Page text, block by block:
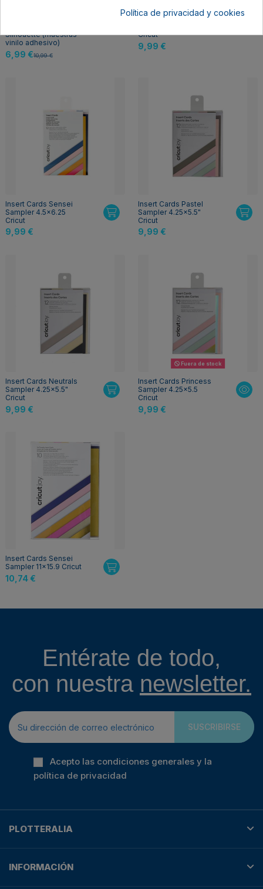
Silhouette (muestras
vinilo adhesivo)
6,99 €10,99 €
Insert Cards Sensei
Cricut
9,99 €
Insert Cards Sensei
Sampler 4.5x6.25
Cricut
9,99 €
Insert Cards Pastel
Sampler 4.25x5.5"
Cricut
9,99 €
Insert Cards Neutrals
Sampler 4.25x5.5"
Cricut
9,99 €
Fuera de stock
Insert Cards Princess
Sampler 4.25x5.5
Cricut
9,99 €
Insert Cards Sensei
Sampler 11x15.9 Cricut
10,74 €
Entérate de todo,
con nuestra newsletter.
SUSCRIBIRSE
Acepto las condiciones generales y la
política de privacidad
PLOTTERALIA
INFORMACIÓN
Política de privacidad y cookies